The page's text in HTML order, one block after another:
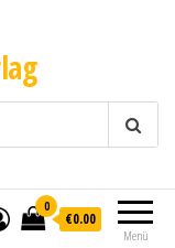
Menü
0
€0.00